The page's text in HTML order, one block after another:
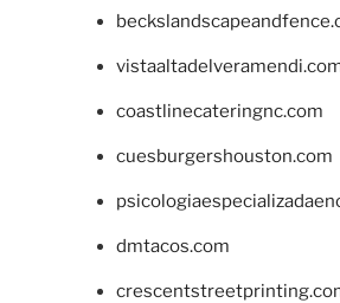
coastlinecateringnc.com
cuesburgershouston.com
dmtacos.com